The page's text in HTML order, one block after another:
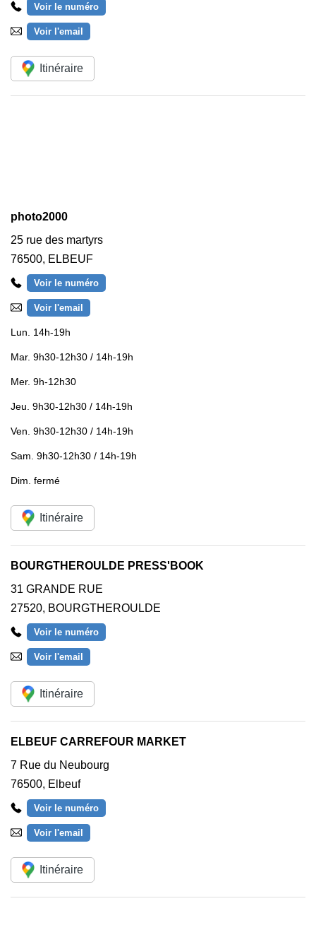
Voir le numéro
Voir l'email
Itinéraire
photo2000
25 rue des martyrs
76500, ELBEUF
Voir le numéro
Voir l'email
Lun. 14h-19h
Mar. 9h30-12h30 / 14h-19h
Mer. 9h-12h30
Jeu. 9h30-12h30 / 14h-19h
Ven. 9h30-12h30 / 14h-19h
Sam. 9h30-12h30 / 14h-19h
Dim. fermé
Itinéraire
BOURGTHEROULDE PRESS'BOOK
31 GRANDE RUE
27520, BOURGTHEROULDE
Voir le numéro
Voir l'email
Itinéraire
ELBEUF CARREFOUR MARKET
7 Rue du Neubourg
76500, Elbeuf
Voir le numéro
Voir l'email
Itinéraire